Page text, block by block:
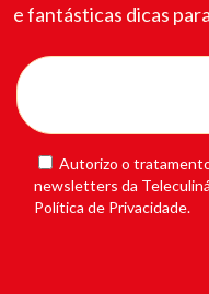
e fantásticas dicas
Autorizo o
newsletters da
Política de Privacidade.